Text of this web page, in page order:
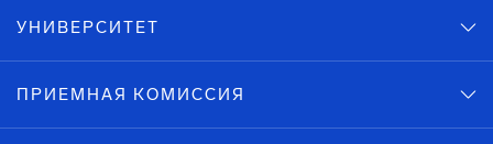
УНИВЕРСИТЕТ
ПРИЕМНАЯ КОМИССИЯ